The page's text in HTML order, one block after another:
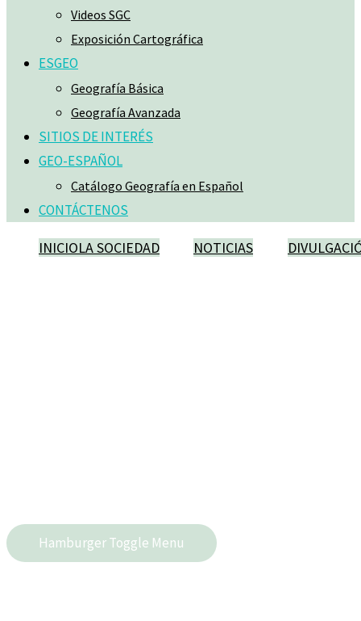
Videos SGC
Exposición Cartográfica
ESGEO
Geografía Básica
Geografía Avanzada
SITIOS DE INTERÉS
GEO-ESPAÑOL
Catálogo Geografía en Español
CONTÁCTENOS
INICIOLA SOCIEDAD NOTICIAS
Hamburger Toggle Menu